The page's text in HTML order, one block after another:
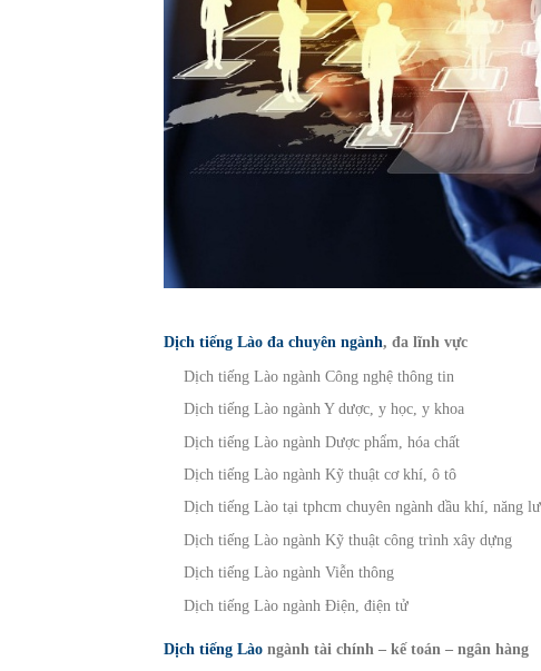
Dịch tiếng Lào đa chuyên ngành, đa lĩnh vực
Dịch tiếng Lào ngành Công nghệ thông tin
Dịch tiếng Lào ngành Y dược, y học, y khoa
Dịch tiếng Lào ngành Dược phẩm, hóa chất
Dịch tiếng Lào ngành Kỹ thuật cơ khí, ô tô
Dịch tiếng Lào tại tphcm chuyên ngành dầu khí, năng
Dịch tiếng Lào ngành Kỹ thuật công trình xây dựng
Dịch tiếng Lào ngành Viễn thông
Dịch tiếng Lào ngành Điện, điện tử
Dịch tiếng Lào ngành tài chính – kế toán – ngân hàng